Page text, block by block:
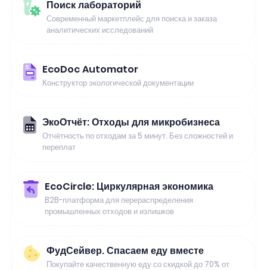
Поиск лабораторий
Современный маркетплейс для поиска и заказа
аналитических исследований
EcoDoc Automator
Конструктор экологической документации
ЭкоОтчёт: Отходы для микробизнеса
Отчётность по отходам за 5 минут. Без сложностей и
переплат
EcoCircle: Циркулярная экономика
B2B-платформа для перераспределения
промышленных отходов и излишков
ФудСейвер. Спасаем еду вместе
Покупайте качественную еду со скидкой до 70% от